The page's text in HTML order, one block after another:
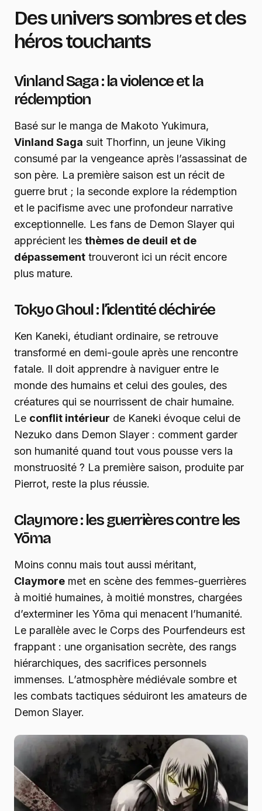
Des univers sombres et des
héros touchants
Vinland Saga : la violence et la
rédemption
Basé sur le manga de Makoto Yukimura,
Vinland Saga suit Thorfinn, un jeune Viking
consumé par la vengeance après l’assassinat de
son père. La première saison est un récit de
guerre brut ; la seconde explore la rédemption
et le pacifisme avec une profondeur narrative
exceptionnelle. Les fans de Demon Slayer qui
apprécient les thèmes de deuil et de
dépassement trouveront ici un récit encore
plus mature.
Tokyo Ghoul : l’identité déchirée
Ken Kaneki, étudiant ordinaire, se retrouve
transformé en demi-goule après une rencontre
fatale. Il doit apprendre à naviguer entre le
monde des humains et celui des goules, des
créatures qui se nourrissent de chair humaine.
Le conflit intérieur de Kaneki évoque celui de
Nezuko dans Demon Slayer : comment garder
son humanité quand tout vous pousse vers la
monstruosité ? La première saison, produite par
Pierrot, reste la plus réussie.
Claymore : les guerrières contre les
Yōma
Moins connu mais tout aussi méritant,
Claymore met en scène des femmes-guerrières
à moitié humaines, à moitié monstres, chargées
d’exterminer les Yōma qui menacent l’humanité.
Le parallèle avec le Corps des Pourfendeurs est
frappant : une organisation secrète, des rangs
hiérarchiques, des sacrifices personnels
immenses. L’atmosphère médiévale sombre et
les combats tactiques séduiront les amateurs de
Demon Slayer.